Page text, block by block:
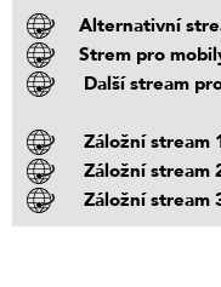
Alternativní
Strem pro
Další stream
Záložní stream
Záložní stream
Záložní stream